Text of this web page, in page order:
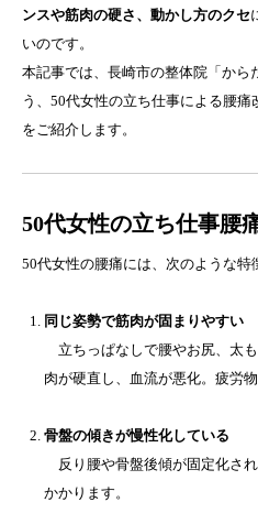
ンスや筋肉の硬さ、動かし方のクセ
いのです。
本記事では、長崎市の整体院「から
う、50代女性の立ち仕事による腰
をご紹介します。
50代女性の立ち仕事腰
50代女性の腰痛には、次のような特
同じ姿勢で筋肉が固まりやすい
立ちっぱなしで腰やお尻、太
肉が硬直し、血流が悪化。疲労
骨盤の傾きが慢性化している
反り腰や骨盤後傾が固定化さ
かかります。